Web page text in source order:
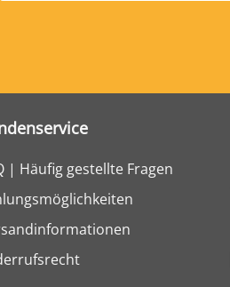
| Häufig gestellte Fragen